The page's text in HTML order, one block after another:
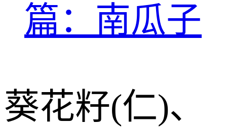
篇：南瓜子
葵花籽(仁)、